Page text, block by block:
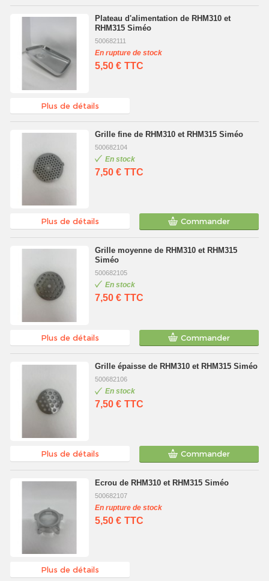
Plateau d'alimentation de RHM310 et
RHM315 Siméo
500682111
En rupture de stock
5,50 € TTC
Plus de détails
Grille fine de RHM310 et RHM315 Siméo
500682104
En stock
7,50 € TTC
Plus de détails Commander
Grille moyenne de RHM310 et RHM315
Siméo
500682105
En stock
7,50 € TTC
Plus de détails Commander
Grille épaisse de RHM310 et RHM315 Siméo
500682106
En stock
7,50 € TTC
Plus de détails Commander
Ecrou de RHM310 et RHM315 Siméo
500682107
En rupture de stock
5,50 € TTC
Plus de détails